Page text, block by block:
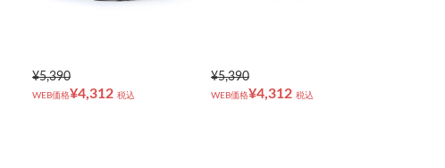
¥5,390
WEB価格¥4,312 税込
¥5,390
WEB価格¥4,312 税込